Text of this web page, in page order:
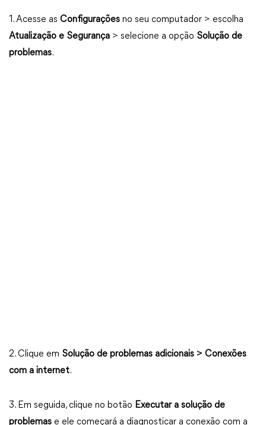
1. Acesse as Configurações no seu computador > escolha
Atualização e Segurança > selecione a opção Solução de
problemas.
2. Clique em Solução de problemas adicionais > Conexões
com a internet.
3. Em seguida, clique no botão Executar a solução de
problemas e ele começará a diagnosticar a conexão com a